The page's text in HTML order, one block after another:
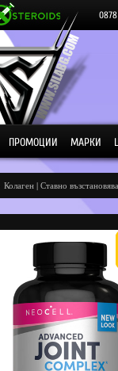
ПРОМОЦИИ МАРКИ
Колаген | Ставно